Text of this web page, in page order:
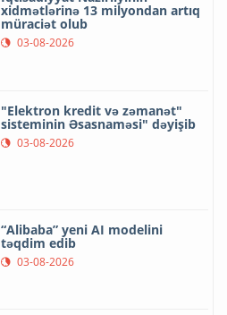
xidmətlərinə 13 milyondan artıq
müraciət olub
03-08-2026
"Elektron kredit və zəmanət"
sisteminin Əsasnaməsi" dəyişib
03-08-2026
“Alibaba” yeni AI modelini
təqdim edib
03-08-2026